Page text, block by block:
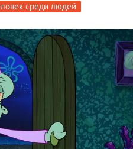
среди людей